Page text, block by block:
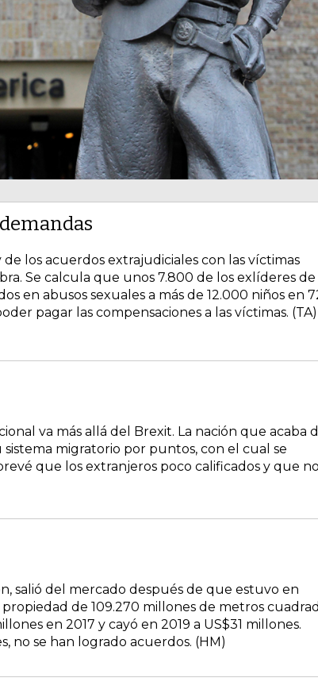
los acuerdos extrajudiciales con las víctimas
Se calcula que unos 7.800 de los exlíderes de
en abusos sexuales a más de 12.000 niños en
pagar las compensaciones a las víctimas. (TA)
va más allá del Brexit. La nación que acaba
migratorio por puntos, con el cual se
que los extranjeros poco calificados y que
salió del mercado después de que estuvo en
de 109.270 millones de metros
en 2017 y cayó en 2019 a US$31 millones.
no se han logrado acuerdos. (HM)